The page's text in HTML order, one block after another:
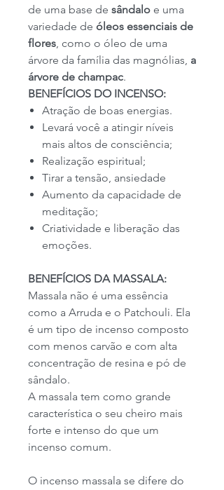
de uma base de sândalo e uma
variedade de óleos essenciais de
flores, como o óleo de uma
árvore da família das magnólias, a
árvore de champac.
BENEFÍCIOS DO INCENSO:
Atração de boas energias.
Levará você a atingir níveis
mais altos de consciência;
Realização espiritual;
Tirar a tensão, ansiedade
Aumento da capacidade de
meditação;
Criatividade e liberação das
emoções.
BENEFÍCIOS DA MASSALA:
Massala não é uma essência
como a Arruda e o Patchouli. Ela
é um tipo de incenso composto
com menos carvão e com alta
concentração de resina e pó de
sândalo.
A massala tem como grande
característica o seu cheiro mais
forte e intenso do que um
incenso comum.
O incenso massala se difere do